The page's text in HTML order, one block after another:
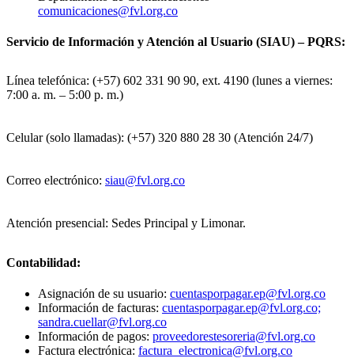
comunicaciones@fvl.org.co
Servicio de Información y Atención al Usuario (SIAU) – PQRS:
Línea telefónica: (+57) 602 331 90 90, ext. 4190 (lunes a viernes:
7:00 a. m. – 5:00 p. m.)
Celular (solo llamadas): (+57) 320 880 28 30 (Atención 24/7)
Correo electrónico: siau@fvl.org.co
Atención presencial: Sedes Principal y Limonar.
Contabilidad:
Asignación de su usuario: cuentasporpagar.ep@fvl.org.co
Información de facturas: cuentasporpagar.ep@fvl.org.co;
sandra.cuellar@fvl.org.co
Información de pagos: proveedorestesoreria@fvl.org.co
Factura electrónica: factura_electronica@fvl.org.co